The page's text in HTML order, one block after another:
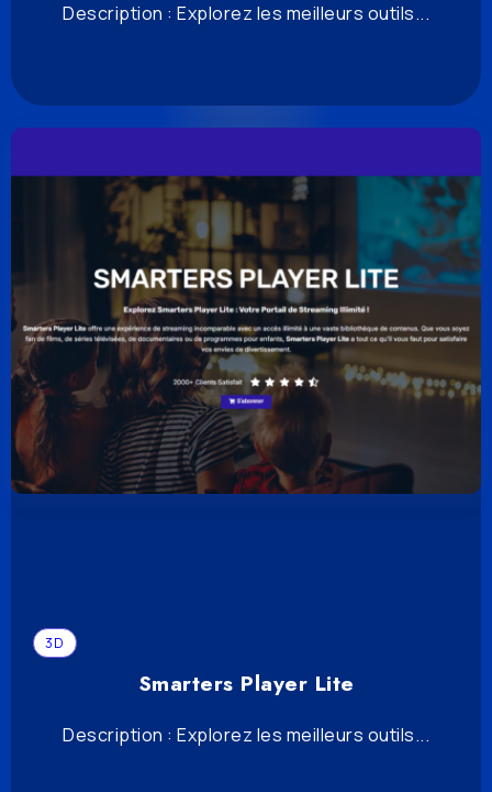
Description : Explorez les meilleurs outils...
3D
Smarters Player Lite
Description : Explorez les meilleurs outils...